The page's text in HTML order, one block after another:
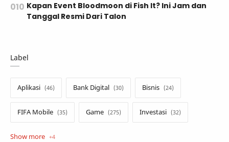
Kapan Event Bloodmoon di Fish It? Ini Jam dan
Tanggal Resmi Dari Talon
Label
Aplikasi Bank Digital Bisnis
FIFA Mobile Game Investasi
Opini